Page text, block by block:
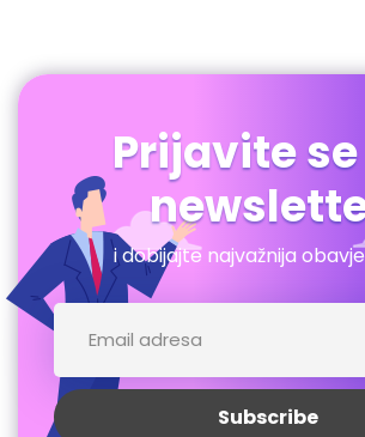
Prijavite
i dobijajte najvažnija